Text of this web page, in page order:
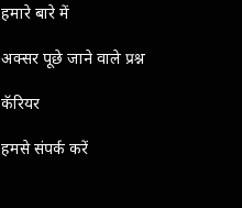
हमारे बारे में
अक्सर पूछे जाने वाले प्रश्न
कॅरियर
हमसे संपर्क करें